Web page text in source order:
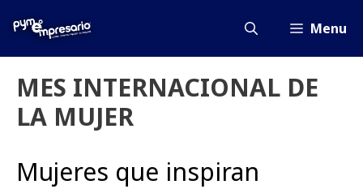
Menu
MES INTERNACIONAL DE
LA MUJER
Mujeres que inspiran